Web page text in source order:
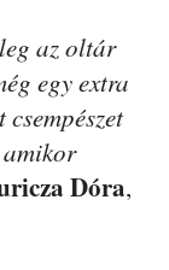
az oltár
egy extra
Dóra,